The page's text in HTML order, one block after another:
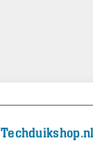
Techduikshop.nl